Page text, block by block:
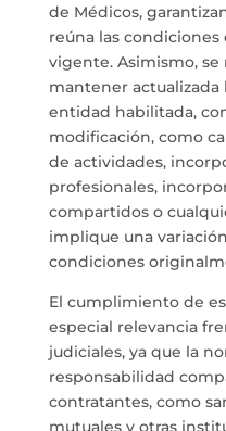
de Médicos,
reúna las
vigente. Asimismo,
mantener
entidad habilitada,
modificación, como
de actividades,
profesionales,
compartidos o
implique una
condiciones
El cumplimiento de
especial relevancia
judiciales, ya que la
responsabilidad
contratantes, como
mutuales y otras